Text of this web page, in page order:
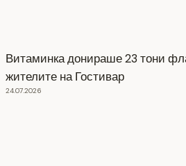
Витаминка донираше 23 тони
жителите на Гостивар
24.07.2026